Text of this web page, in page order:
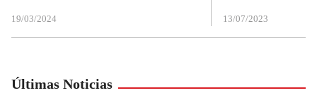
19/03/2024 13/07/2023
Últimas Noticias